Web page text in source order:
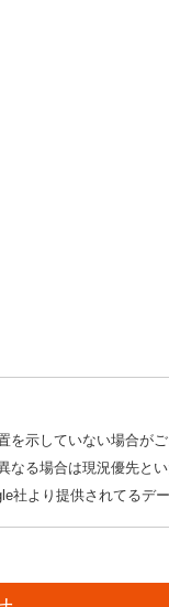
を示していない場合がご
なる場合は現況優先とい
社より提供されてるデ